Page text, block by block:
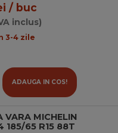
/ buc
inclus)
3-4 zile
ADAUGA IN COS!
VARA MICHELIN
185/65 R15 88T